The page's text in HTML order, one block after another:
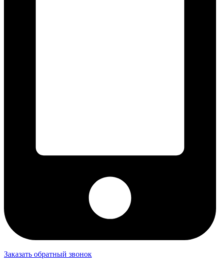
Заказать обратный звонок